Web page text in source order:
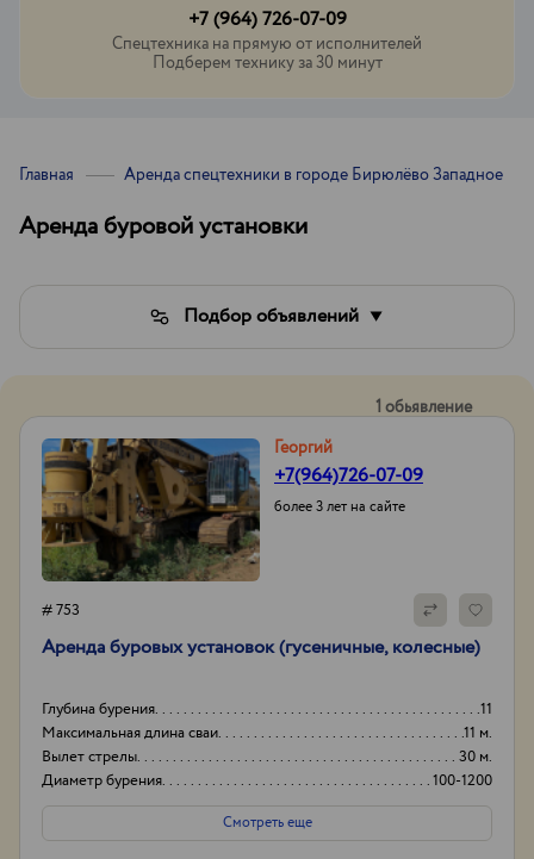
+7 (964) 726-07-09
Спецтехника на прямую от исполнителей
Подберем технику за 30 минут
Главная Аренда спецтехники в городе Бирюлёво Западное
Аренда буровой установки
Подбор объявлений
1 обьявление
Георгий
+7(964)726-07-09
более 3 лет на сайте
# 753
Аренда буровых установок (гусеничные, колесные)
Глубина бурения
11
Максимальная длина сваи
11 м.
Вылет стрелы
30 м.
Диаметр бурения
100-1200
Смотреть еще